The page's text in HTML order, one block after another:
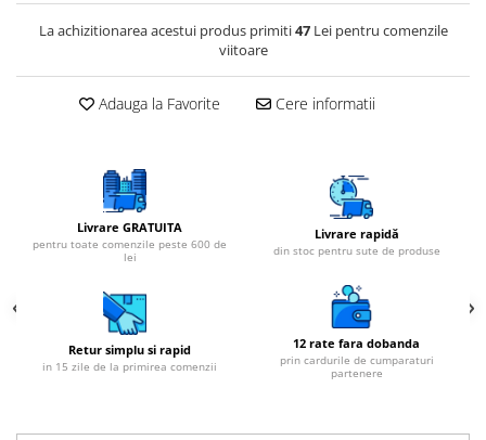
La achizitionarea acestui produs primiti47Lei pentru comenzile
viitoare
Adauga la Favorite Cere informatii
Livrare GRATUITA
pentru toate comenzile peste 600 de
lei
Livrare rapidă
din stoc pentru sute de produse
Retur simplu si rapid
in 15 zile de la primirea comenzii
12 rate fara dobanda
prin cardurile de cumparaturi
partenere